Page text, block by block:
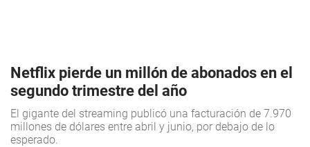
Netflix pierde un millón de abonados en el
segundo trimestre del año
El gigante del streaming publicó una facturación de 7.970
millones de dólares entre abril y junio, por debajo de lo
esperado.